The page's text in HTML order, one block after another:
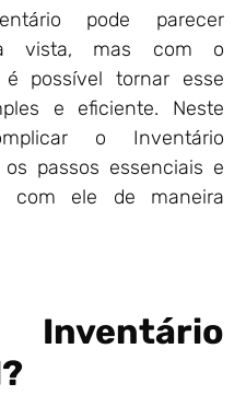
pode parecer
vista, mas com o
é possível tornar esse
e eficiente. Neste
o Inventário
passos essenciais e
com ele de maneira